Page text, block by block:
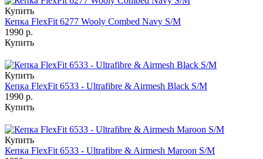
Купить
Кепка FlexFit 6277 Wooly Combed Navy S/M
1990 р.
Купить
Купить
Кепка FlexFit 6533 - Ultrafibre & Airmesh Black S/M
1990 р.
Купить
Купить
Кепка FlexFit 6533 - Ultrafibre & Airmesh Maroon S/M